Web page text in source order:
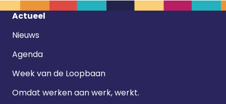
Footer
Actueel
Nieuws
Agenda
Week van de Loopbaan
Omdat werken aan werk, werkt.